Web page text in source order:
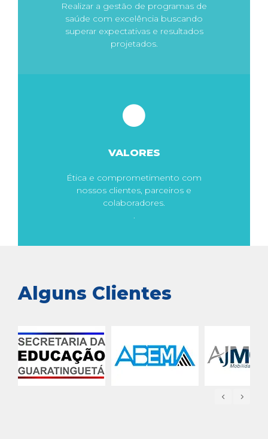
Realizar a gestão de programas de
saúde com excelência buscando
superar expectativas e resultados
projetados.
VALORES
Ética e comprometimento com
nossos clientes, parceiros e
colaboradores.
Alguns Clientes